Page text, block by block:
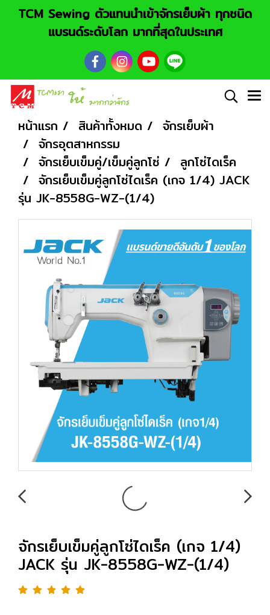
TCM Sewing ตัวแทนนำเข้าจักรเย็บผ้า ทุกชนิด
แบรนด์ระดับโลก มากที่สุดในประเทศ
หน้าแรก สินค้าทั้งหมด
จักรเย็บผ้า
จักรอุตสาหกรรม
จักรเย็บเข็มคู่/เข็มคู่ลูกโซ่
ลูกโซ่ไดเร็ค
จักรเย็บเข็มคู่ลูกโซ่ไดเร็ค (เกจ 1/4) JACK
รุ่น JK-8558G-WZ-(1/4)
จักรเย็บเข็มคู่ลูกโซ่ไดเร็ค (เกจ 1/4)
JACK รุ่น JK-8558G-WZ-(1/4)